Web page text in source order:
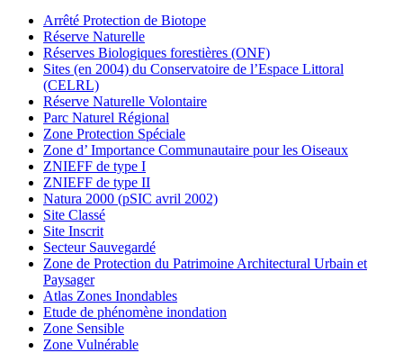
Arrêté Protection de Biotope
Réserve Naturelle
Réserves Biologiques forestières (ONF)
Sites (en 2004) du Conservatoire de l’Espace Littoral
(CELRL)
Réserve Naturelle Volontaire
Parc Naturel Régional
Zone Protection Spéciale
Zone d’ Importance Communautaire pour les Oiseaux
ZNIEFF de type I
ZNIEFF de type II
Natura 2000 (pSIC avril 2002)
Site Classé
Site Inscrit
Secteur Sauvegardé
Zone de Protection du Patrimoine Architectural Urbain et
Paysager
Atlas Zones Inondables
Etude de phénomène inondation
Zone Sensible
Zone Vulnérable